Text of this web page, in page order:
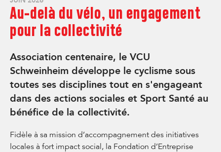
Au-delà du vélo, un engagement
pour la collectivité
Association centenaire, le VCU
Schweinheim développe le cyclisme sous
toutes ses disciplines tout en s'engageant
dans des actions sociales et Sport Santé au
bénéfice de la collectivité.
Fidèle à sa mission d’accompagnement des initiatives
locales à fort impact social, la Fondation d’Entreprise